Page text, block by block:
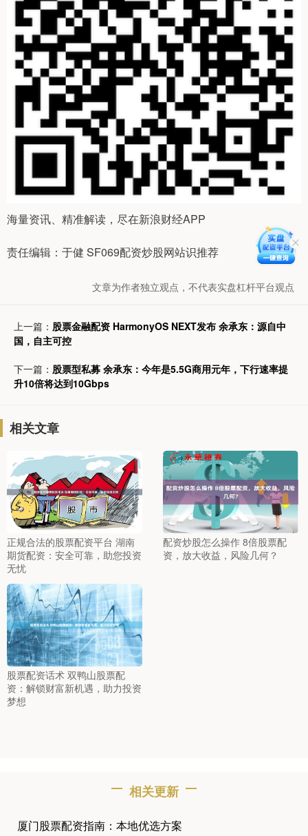
海量资讯、精准解读，尽在新浪财经APP
责任编辑：于健 SF069配资炒股网站识推荐
文章为作者独立观点，不代表实盘杠杆平台观点
上一篇： 股票金融配资 HarmonyOS NEXT发布 余承东：源自中
国，自主可控
下一篇： 股票型私募 余承东：今年是5.5G商用元年，下行速率提
升10倍将达到10Gbps
相关文章
正规合法的股票配资平台 湖南
期货配资：安全可靠，助您投资
无忧
配资炒股怎么操作 8倍股票配
资，放大收益，风险几何？
股票配资话术 双鸭山股票配
资：解锁财富新机遇，助力投资
梦想
相关更新
厦门股票配资指南：本地优选方案